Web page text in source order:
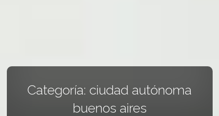
Categoría: ciudad autónoma
buenos aires